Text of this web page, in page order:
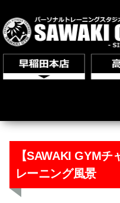
【SAWAKI GYM
レーニング風景